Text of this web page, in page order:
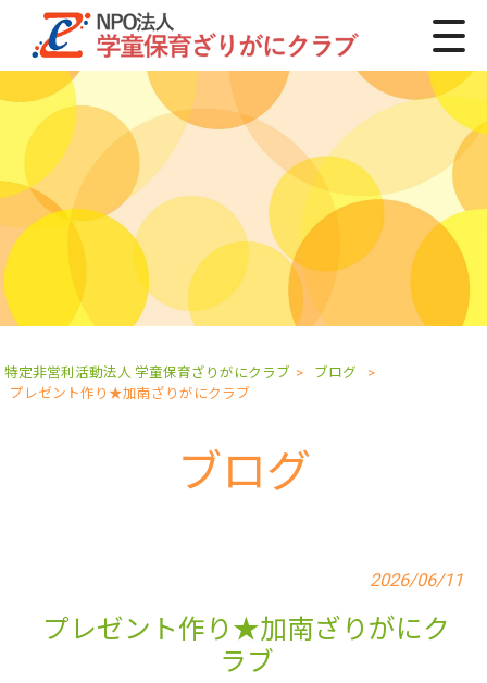
特定非営利活動法人 学童保育ざりがにクラブ > ブログ
>
プレゼント作り★加南ざりがにクラブ
ブログ
2026/06/11
プレゼント作り★加南ざりがにク
ラブ